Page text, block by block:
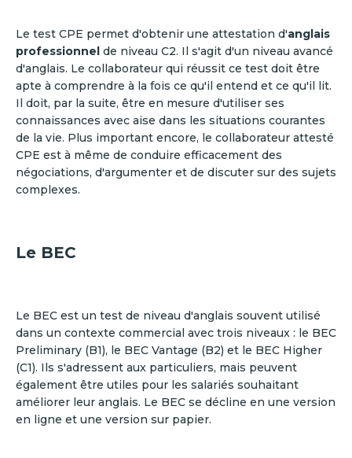
Le test CPE permet d'obtenir une attestation d'anglais
professionnel de niveau C2. Il s'agit d'un niveau avancé
d'anglais. Le collaborateur qui réussit ce test doit être
apte à comprendre à la fois ce qu'il entend et ce qu'il lit.
Il doit, par la suite, être en mesure d'utiliser ses
connaissances avec aise dans les situations courantes
de la vie. Plus important encore, le collaborateur attesté
CPE est à même de conduire efficacement des
négociations, d'argumenter et de discuter sur des sujets
complexes.
Le BEC
Le BEC est un test de niveau d'anglais souvent utilisé
dans un contexte commercial avec trois niveaux : le BEC
Preliminary (B1), le BEC Vantage (B2) et le BEC Higher
(C1). Ils s'adressent aux particuliers, mais peuvent
également être utiles pour les salariés souhaitant
améliorer leur anglais. Le BEC se décline en une version
en ligne et une version sur papier.